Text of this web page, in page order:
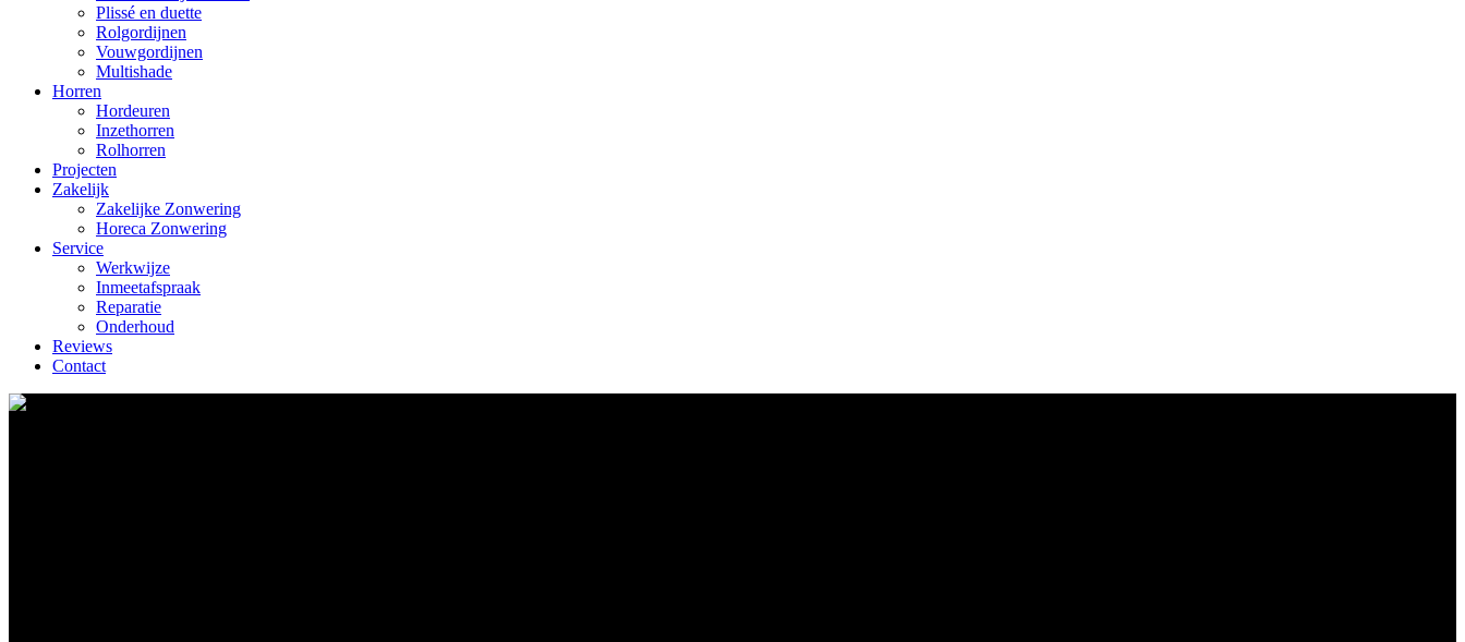
Plissé en duette
Rolgordijnen
Vouwgordijnen
Multishade
Horren
Hordeuren
Inzethorren
Rolhorren
Projecten
Zakelijk
Zakelijke Zonwering
Horeca Zonwering
Service
Werkwijze
Inmeetafspraak
Reparatie
Onderhoud
Reviews
Contact